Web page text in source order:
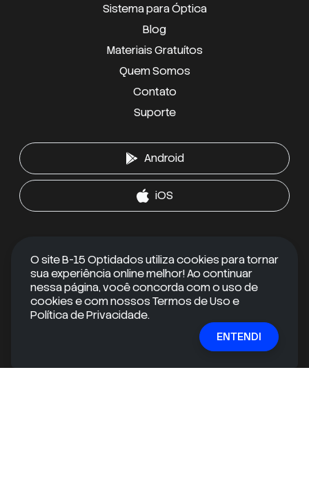
Sistema para Óptica
Blog
Materiais Gratuítos
Quem Somos
Contato
Suporte
RECEBA CONTEÚDOS EXCLUSIVOS
Quer se manter informado e ir além do óbvio?
Inscreva-se em nossa newsletter gratuita e receba
conteúdos exclusivos e informações valiosas
diretamente na sua caixa de entrada!
mail check ASSINAR
Android
iOS
O site B-15 Optidados utiliza cookies para tornar
sua experiência online melhor! Ao continuar
nessa página, você concorda com o uso de
cookies e com nossos Termos de Uso e
Política de Privacidade.
ENTENDI